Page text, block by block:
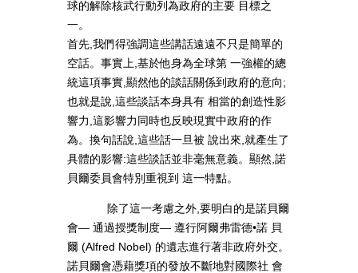
球的解除核武行動列為政府的主要 目標之
一。
首先,我們得強調這些講話遠遠不只是簡單的
空話。事實上,基於他身為全球第 一強權的總
統這項事實,顯然他的談話關係到政府的意向;
也就是說,這些談話本身具有 相當的創造性影
響力,這影響力同時也反映現實中政府的作
為。換句話說,這些話一旦被 說出來,就產生了
具體的影響:這些談話並非毫無意義。顯然,諾
貝爾委員會特別重視到 這一特點。
除了這一考慮之外,要明白的是諾貝爾
會— 通過授獎制度— 遵行阿爾弗雷德•諾 貝
爾 (Alfred Nobel) 的遺志進行著非政府外交。
諾貝爾會憑藉獎項的發放不斷地對國際社 會